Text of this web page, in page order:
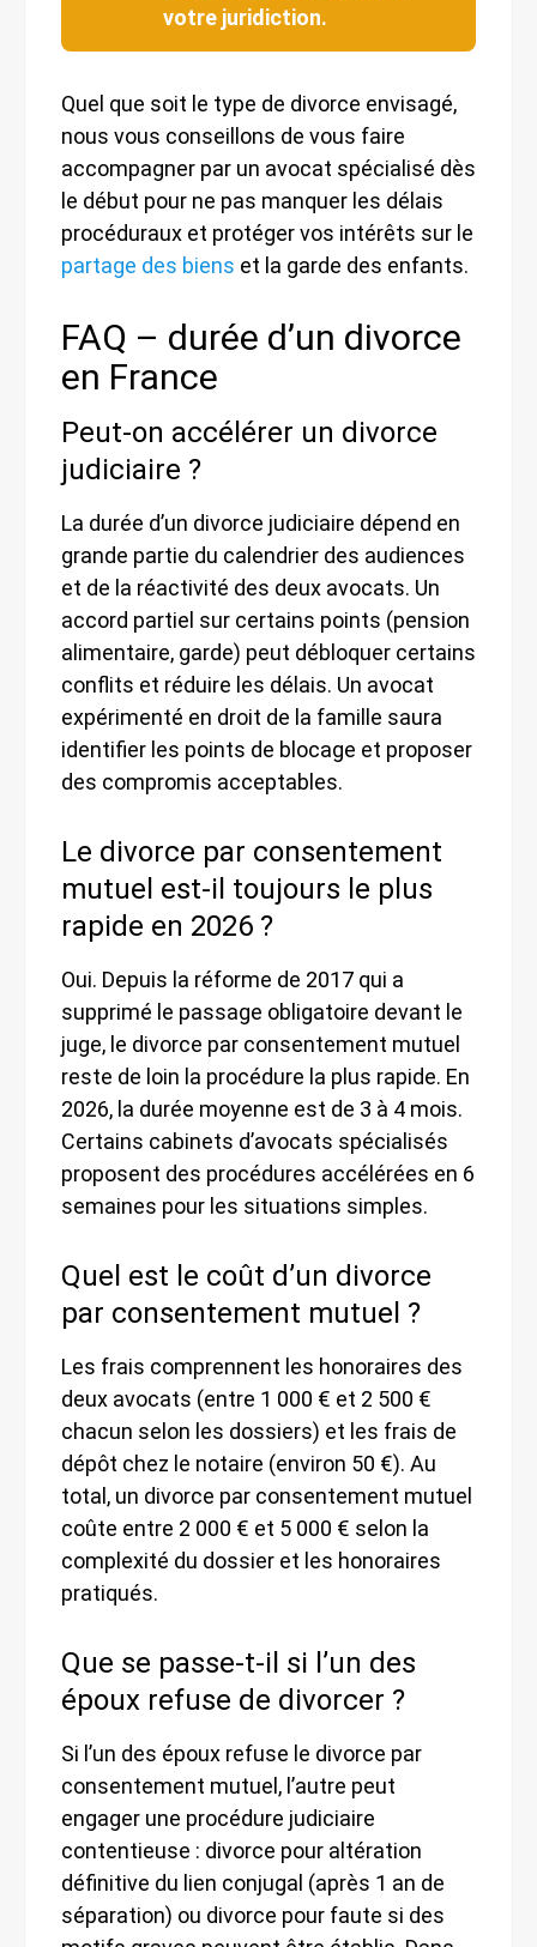
votre juridiction.
Quel que soit le type de divorce envisagé,
nous vous conseillons de vous faire
accompagner par un avocat spécialisé dès
le début pour ne pas manquer les délais
procéduraux et protéger vos intérêts sur le
partage des biens et la garde des enfants.
FAQ – durée d’un divorce
en France
Peut-on accélérer un divorce
judiciaire ?
La durée d’un divorce judiciaire dépend en
grande partie du calendrier des audiences
et de la réactivité des deux avocats. Un
accord partiel sur certains points (pension
alimentaire, garde) peut débloquer certains
conflits et réduire les délais. Un avocat
expérimenté en droit de la famille saura
identifier les points de blocage et proposer
des compromis acceptables.
Le divorce par consentement
mutuel est-il toujours le plus
rapide en 2026 ?
Oui. Depuis la réforme de 2017 qui a
supprimé le passage obligatoire devant le
juge, le divorce par consentement mutuel
reste de loin la procédure la plus rapide. En
2026, la durée moyenne est de 3 à 4 mois.
Certains cabinets d’avocats spécialisés
proposent des procédures accélérées en 6
semaines pour les situations simples.
Quel est le coût d’un divorce
par consentement mutuel ?
Les frais comprennent les honoraires des
deux avocats (entre 1 000 € et 2 500 €
chacun selon les dossiers) et les frais de
dépôt chez le notaire (environ 50 €). Au
total, un divorce par consentement mutuel
coûte entre 2 000 € et 5 000 € selon la
complexité du dossier et les honoraires
pratiqués.
Que se passe-t-il si l’un des
époux refuse de divorcer ?
Si l’un des époux refuse le divorce par
consentement mutuel, l’autre peut
engager une procédure judiciaire
contentieuse : divorce pour altération
définitive du lien conjugal (après 1 an de
séparation) ou divorce pour faute si des